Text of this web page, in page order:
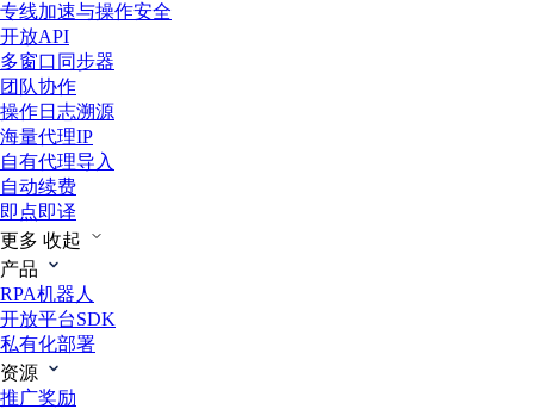
专线加速与操作安全
开放API
多窗口同步器
团队协作
操作日志溯源
海量代理IP
自有代理导入
自动续费
即点即译
更多 收起
产品
RPA机器人
开放平台SDK
私有化部署
资源
推广奖励